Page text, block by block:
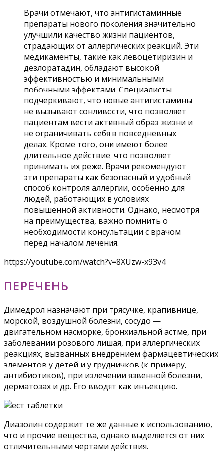
Врачи отмечают, что антигистаминные
препараты нового поколения значительно
улучшили качество жизни пациентов,
страдающих от аллергических реакций. Эти
медикаменты, такие как левоцетиризин и
дезлоратадин, обладают высокой
эффективностью и минимальными
побочными эффектами. Специалисты
подчеркивают, что новые антигистамины
не вызывают сонливости, что позволяет
пациентам вести активный образ жизни и
не ограничивать себя в повседневных
делах. Кроме того, они имеют более
длительное действие, что позволяет
принимать их реже. Врачи рекомендуют
эти препараты как безопасный и удобный
способ контроля аллергии, особенно для
людей, работающих в условиях
повышенной активности. Однако, несмотря
на преимущества, важно помнить о
необходимости консультации с врачом
перед началом лечения.
https://youtube.com/watch?v=8XUzw-x93v4
ПЕРЕЧЕНЬ
Димедрол назначают при трясучке, крапивнице,
морской, воздушной болезни, сосудо —
двигательном насморке, бронхиальной астме, при
заболевании розового лишая, при аллергических
реакциях, вызванных внедрением фармацевтических
элементов у детей и у грудничков (к примеру,
антибиотиков), при излечении язвенной болезни,
дерматозах и др. Его вводят как инъекцию.
Диазолин содержит те же данные к использованию,
что и прочие вещества, однако выделяется от них
отличительными чертами действия.